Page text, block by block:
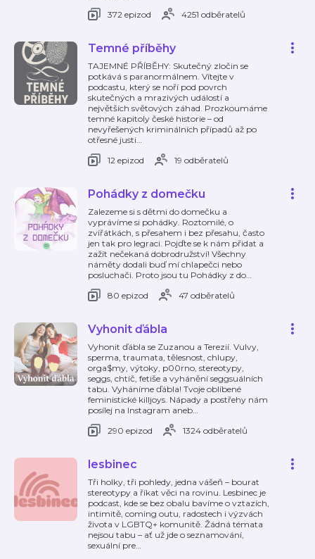
372 epizod
4251 odběratelů
Temné příběhy
TAJEMNÉ PŘÍBĚHY: Skutečný zločin se
potkává s paranormálnem. Vítejte v
podcastu, který se noří pod povrch
skutečných a mrazivých událostí a
největších světových záhad. Prozkoumáme
temné kapitoly české historie – od
nevyřešených kriminálních případů až po
otřesné justi…
12 epizod
19 odběratelů
Pohádky z domečku
Zalezeme si s dětmi do domečku a
vyprávíme si pohádky. Roztomilé, o
zvířátkách, s přesahem i bez přesahu, často
jen tak pro legraci. Pojďte se k nám přidat a
zažít nečekaná dobrodružství! Všechny
náměty dodali buď mí chlapečci nebo
posluchači. Proto jsou tu Pohádky z do…
80 epizod
47 odběratelů
Vyhonit ďábla
Vyhonit ďábla se Zuzanou a Terezií. Vulvy,
sperma, traumata, tělesnost, chlupy,
orga$my, výtoky, p00rno, stereotypy,
seggs, chtíč, fetiše a vyhánění seggsuálních
tabu. Vyháníme ďábla! Tvoje oblíbené
feministické killjoys. Nápady a postřehy nám
posílej na Instagram aneb…
290 epizod
1324 odběratelů
lesbinec
Tři holky, tři pohledy, jedna vášeň – bourat
stereotypy a říkat věci na rovinu. Lesbinec je
podcast, kde se bez obalu bavíme o vztazích,
intimitě, coming outu, radostech i výzvách
života v LGBTQ+ komunitě. Žádná témata
nejsou tabu – ať už jde o seznamování,
sexuální pre…